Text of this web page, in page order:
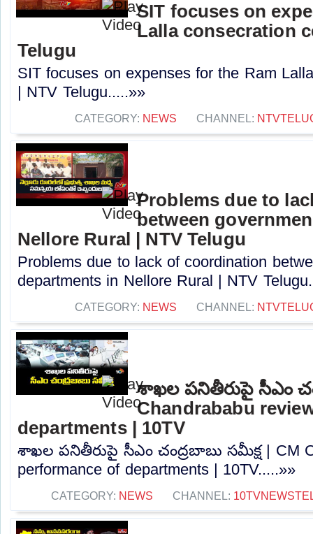
SIT focuses on
Lalla consecration
Telugu
SIT focuses on expenses for the Ram
| NTV Telugu.....»»
CATEGORY: NEWS CHANNEL:
Problems due to
between
Nellore Rural | NTV Telugu
Problems due to lack of coordination
departments in Nellore Rural | NTV
CATEGORY: NEWS CHANNEL:
శాఖల పనితీరుపై సీఎం
Chandrababu
departments | 10TV
శాఖల పనితీరుపై సీఎం చంద్రబాబు సమీక్ష | CM
performance of departments | 10TV.....»»
CATEGORY: NEWS CHANNEL: